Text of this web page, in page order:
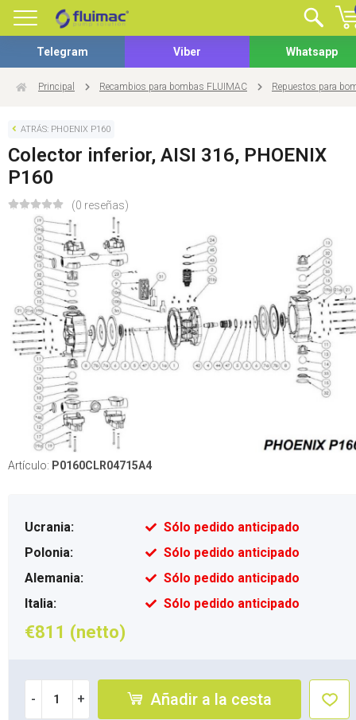
Telegram Viber Whatsapp
Principal Recambios para bombas FLUIMAC Repuestos para
ATRÁS: PHOENIX P160
Colector inferior, AISI 316, PHOENIX
P160
(0 reseñas)
Artículo: P0160CLR04715A4
Ucrania:
Sólo pedido anticipado
Polonia:
Sólo pedido anticipado
Alemania:
Sólo pedido anticipado
Italia:
Sólo pedido anticipado
€811 (netto)
- + Añadir a la cesta